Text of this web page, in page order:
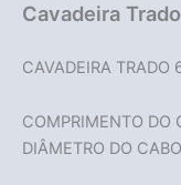
Cavadeira
CAVADEIRA
COMPRIMENTO DO
DIÂMETRO DO